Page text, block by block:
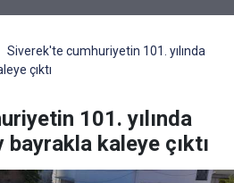
Siverek'te cumhuriyetin 101. yılında
çıktı
101. yılında
kaleye çıktı